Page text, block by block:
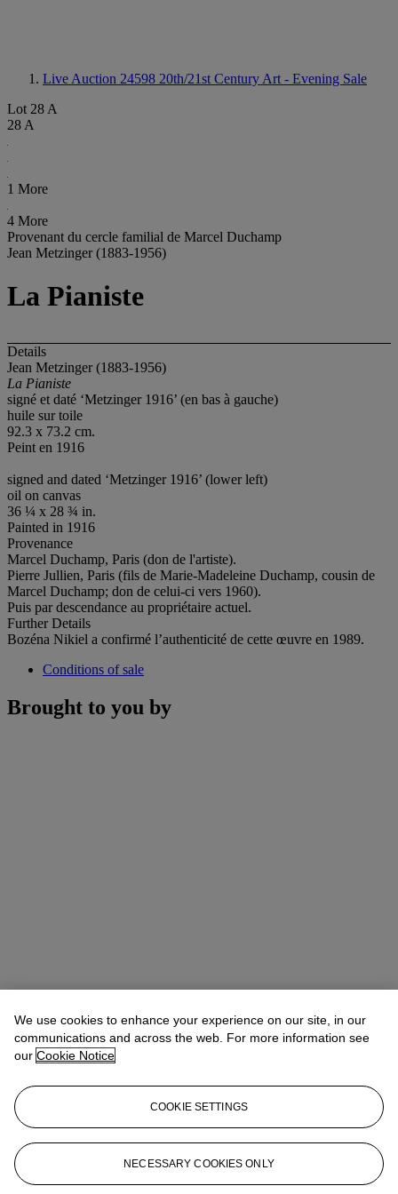
Live Auction 24598 20th/21st Century Art - Evening Sale
Lot 28 A
28 A
1 More
4 More
Provenant du cercle familial de Marcel Duchamp
Jean Metzinger (1883-1956)
La Pianiste
Details
Jean Metzinger (1883-1956)
La Pianiste
signé et daté ‘Metzinger 1916’ (en bas à gauche)
huile sur toile
92.3 x 73.2 cm.
Peint en 1916
signed and dated ‘Metzinger 1916’ (lower left)
oil on canvas
36 ¼ x 28 ¾ in.
Painted in 1916
Provenance
Marcel Duchamp, Paris (don de l'artiste).
Pierre Jullien, Paris (fils de Marie-Madeleine Duchamp, cousin de
Marcel Duchamp; don de celui-ci vers 1960).
Puis par descendance au propriétaire actuel.
Further Details
Bozéna Nikiel a confirmé l’authenticité de cette œuvre en 1989.
Conditions of sale
Brought to you by
20/21st Century Evening Sale - ParisGeneral Enquires
eveningparis2021@christies.com
We use cookies to enhance your experience on our site, in our
communications and across the web. For more information see
our Cookie Notice
COOKIE SETTINGS
NECESSARY COOKIES ONLY